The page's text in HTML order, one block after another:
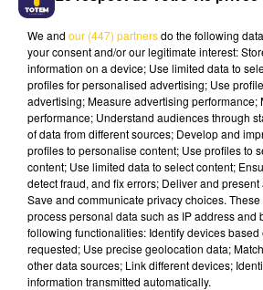
Lecture (6 min 2 sec)
9 août 2025 - 6 min 2 sec
L'INFO DU CANTAL 09/08/
Ecoutez sur Totem l'information
le pays de Brioude et Issoire
de nos journalistes sur le terrain
We and our (447) partnersdo the following
your consent and/or our legitimate interest:
information on a device; Use limited data to
profiles for personalised advertising; Use
advertising; Measure advertising performance;
performance; Understand audiences through
of data from different sources; Develop and
profiles to personalise content; Use profiles to
content; Use limited data to select content;
detect fraud, and fix errors; Deliver and
Save and communicate privacy choices.
process personal data such as IP address and
following functionalities: Identify devices
requested; Use precise geolocation data;
other data sources; Link different devices;
information transmitted automatically.